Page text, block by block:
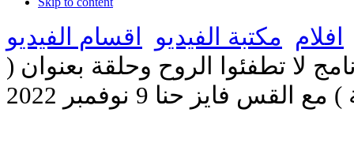
افلام مكتبة الفيديو
اقسام الفيديو
لا تطفئوا الروح وحلقة بعنوان (
فايز حنا 9 نوفمبر 2022